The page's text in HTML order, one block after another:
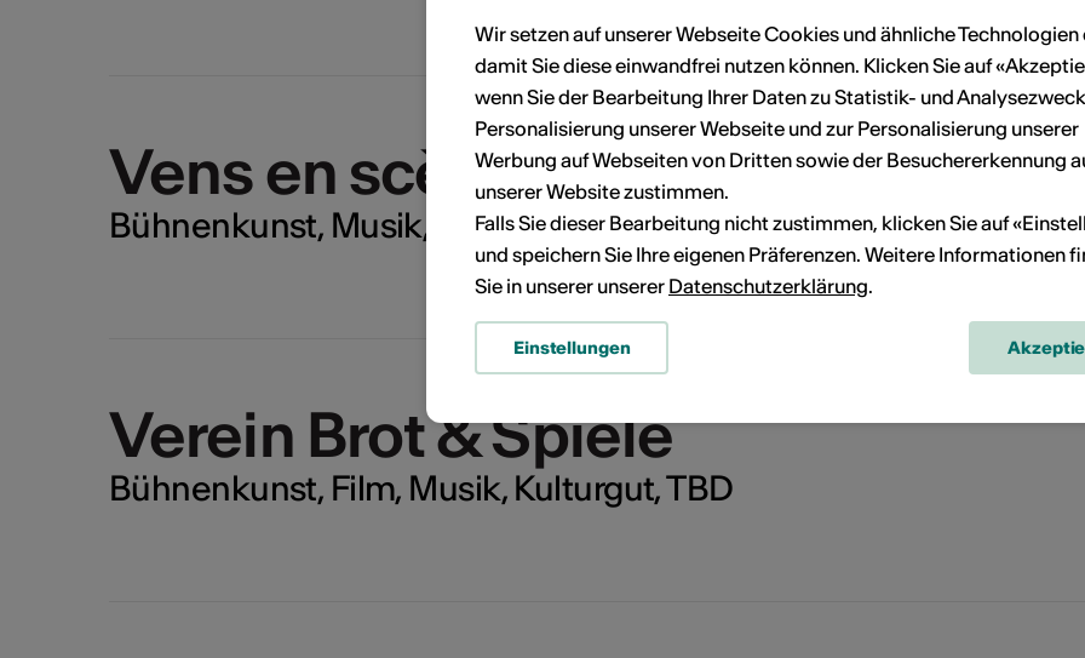
KÜNSTLERPORTRÄTS
Vens en scène
Bühnenkunst, Musik, TBD
Verein Brot & Spiele
Bühnenkunst, Film, Musik, Kulturgut, TBD
Wir setzen auf unserer Webseite Cookies und ähnliche Technologien
damit Sie diese einwandfrei nutzen können. Klicken Sie auf
wenn Sie der Bearbeitung Ihrer Daten zu Statistik- und
Personalisierung unserer Webseite und zur Personalisierung unserer
Werbung auf Webseiten von Dritten sowie der Besuchererkennung
unserer Website zustimmen.
Falls Sie dieser Bearbeitung nicht zustimmen, klicken Sie auf
und speichern Sie Ihre eigenen Präferenzen. Weitere Informationen
Sie in unserer unserer Datenschutzerklärung.
Einstellungen